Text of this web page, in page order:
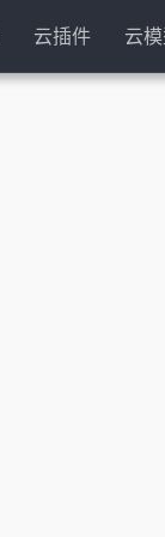
云插件 云